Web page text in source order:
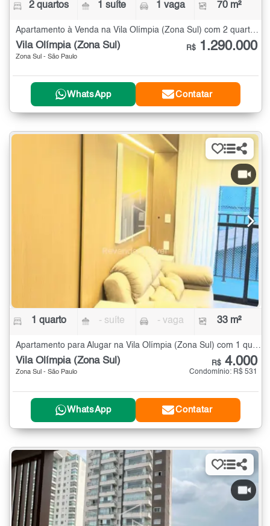
2 quartos 1 suíte 1 vaga 70 m²
Apartamento à Venda na Vila Olímpia (Zona Sul) com 2 quartos - 70 m²
Vila Olímpia (Zona Sul)
Zona Sul - São Paulo
R$ 1.290.000
WhatsApp Contatar
1 quarto - suíte - vaga 33 m²
Apartamento para Alugar na Vila Olímpia (Zona Sul) com 1 quarto - 33 m²
Vila Olímpia (Zona Sul)
Zona Sul - São Paulo
R$ 4.000
Condomínio: R$ 531
WhatsApp Contatar